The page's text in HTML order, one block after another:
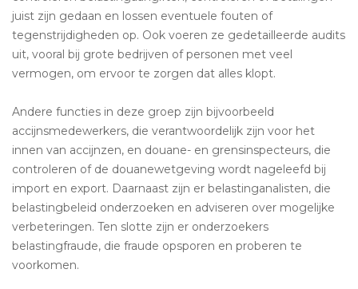
juist zijn gedaan en lossen eventuele fouten of
tegenstrijdigheden op. Ook voeren ze gedetailleerde audits
uit, vooral bij grote bedrijven of personen met veel
vermogen, om ervoor te zorgen dat alles klopt.
Andere functies in deze groep zijn bijvoorbeeld
accijnsmedewerkers, die verantwoordelijk zijn voor het
innen van accijnzen, en douane- en grensinspecteurs, die
controleren of de douanewetgeving wordt nageleefd bij
import en export. Daarnaast zijn er belastinganalisten, die
belastingbeleid onderzoeken en adviseren over mogelijke
verbeteringen. Ten slotte zijn er onderzoekers
belastingfraude, die fraude opsporen en proberen te
voorkomen.